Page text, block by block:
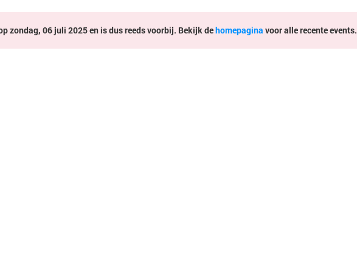
zondag, 06 juli 2025 en is dus reeds voorbij. Bekijk dehomepagina voor alle recente events.